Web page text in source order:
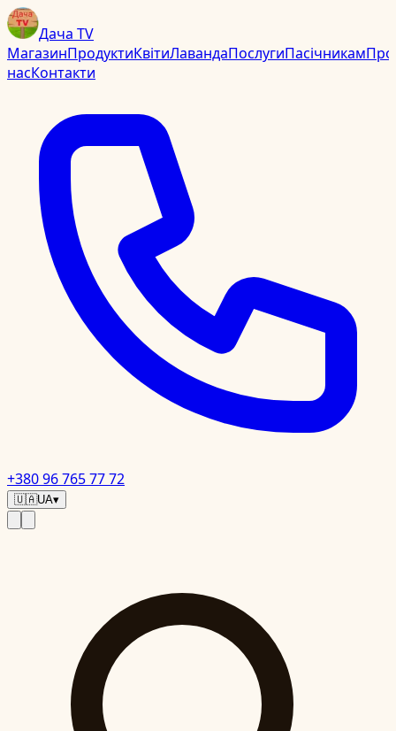
Дача TV
МагазинПродуктиКвітиЛавандаПослугиПасічникамПро
насКонтакти
+380 96 765 77 72
🇺🇦UA▾